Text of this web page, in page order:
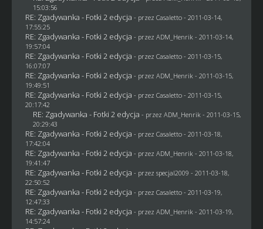
15:03:56
RE: Zgadywanka - Fotki 2 edycja - przez Casaletto- 2011-03-14,
17:55:25
RE: Zgadywanka - Fotki 2 edycja - przez ADM_Henrik - 2011-03-14,
19:57:04
RE: Zgadywanka - Fotki 2 edycja - przez Casaletto- 2011-03-15,
16:07:07
RE: Zgadywanka - Fotki 2 edycja - przez ADM_Henrik - 2011-03-15,
19:49:51
RE: Zgadywanka - Fotki 2 edycja - przez Casaletto- 2011-03-15,
20:17:42
RE: Zgadywanka - Fotki 2 edycja - przez ADM_Henrik - 2011-03-15,
20:29:43
RE: Zgadywanka - Fotki 2 edycja - przez Casaletto- 2011-03-18,
17:42:04
RE: Zgadywanka - Fotki 2 edycja - przez ADM_Henrik - 2011-03-18,
19:41:47
RE: Zgadywanka - Fotki 2 edycja - przez specjal2009 - 2011-03-18,
22:50:52
RE: Zgadywanka - Fotki 2 edycja - przez Casaletto- 2011-03-19,
12:47:33
RE: Zgadywanka - Fotki 2 edycja - przez ADM_Henrik - 2011-03-19,
14:57:24